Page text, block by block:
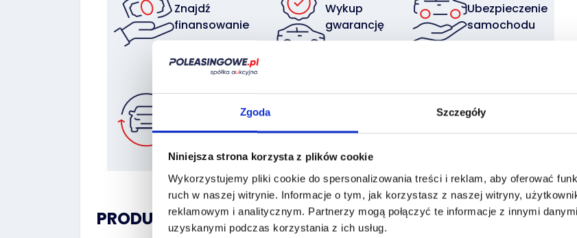
Zgoda Szczegóły
Niniejsza strona korzysta z plików cookie
Wykorzystujemy pliki cookie do spersonalizowania treści i reklam, aby oferować
ruch w naszej witrynie. Informacje o tym, jak korzystasz z naszej witryny,
reklamowym i analitycznym. Partnerzy mogą połączyć te informacje z innymi
uzyskanymi podczas korzystania z ich usług.
Znajdź
finansowanie
Wykup
gwarancję
Ubezpieczenie
samochodu
Zostaw auto
w rozliczeniu
transport
nami
swoją flotę
PRODUCT HISTORY: